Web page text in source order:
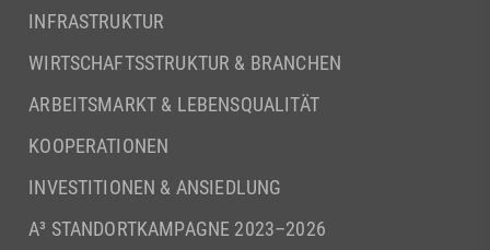
INFRASTRUKTUR
WIRTSCHAFTSSTRUKTUR & BRANCHEN
ARBEITSMARKT & LEBENSQUALITÄT
KOOPERATIONEN
INVESTITIONEN & ANSIEDLUNG
A³ STANDORTKAMPAGNE 2023–2026